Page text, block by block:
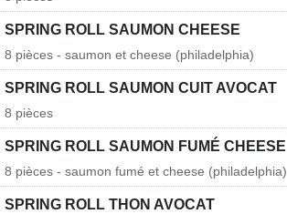
SPRING ROLL SAUMON CHEESE
8 pièces - saumon et cheese (philadelphia)
SPRING ROLL SAUMON CUIT AVOCAT
8 pièces
SPRING ROLL SAUMON FUMÉ CHEESE
8 pièces - saumon fumé et cheese (philadelphia)
SPRING ROLL THON AVOCAT